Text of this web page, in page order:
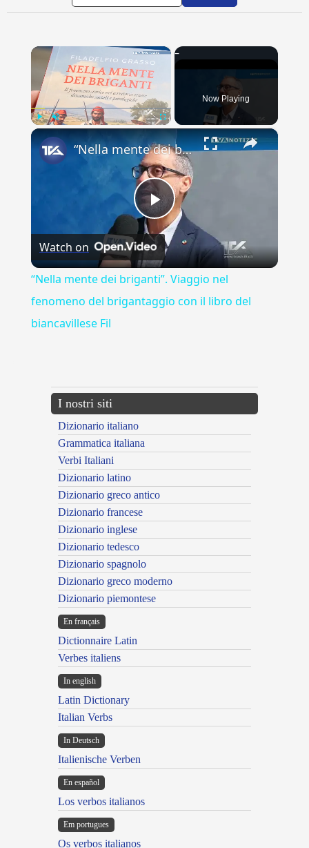
×
Fullscreen
Now Playing
×
Play
Video
“Nella mente dei briganti”. Viaggio nel fenomeno del brigantaggio con il libro del biancavillese Fil
Watch on
“Nella mente dei briganti”. Viaggio nel
fenomeno del brigantaggio con il libro del
biancavillese Fil
I nostri siti
Dizionario italiano
Grammatica italiana
Verbi Italiani
Dizionario latino
Dizionario greco antico
Dizionario francese
Dizionario inglese
Dizionario tedesco
Dizionario spagnolo
Dizionario greco moderno
Dizionario piemontese
En français
Dictionnaire Latin
Verbes italiens
In english
Latin Dictionary
Italian Verbs
In Deutsch
Italienische Verben
En español
Los verbos italianos
Em portugues
Os verbos italianos